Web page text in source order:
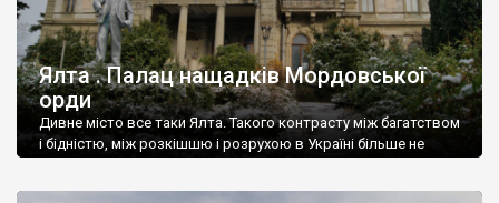
Ялта . Палац нащадків Мордовської
орди
Дивне місто все таки Ялта. Такого контрасту між багатством
і бідністю, між розкішшю і розрухою в Україні більше не